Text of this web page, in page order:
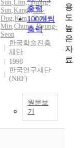
출력
100개씩
출력
Sun,Lim,,Young-
Sun,Kang,,Chi-
Dug,Kim,,Cheol-
Min,Chung,,Byung-
Seon
한국학술진흥
재단
1998
한국연구재단
(NRF)
원문보
기
용
도
높
은
자
료